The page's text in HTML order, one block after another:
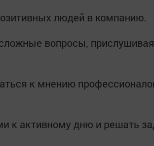
людей в компанию.
вопросы,
к мнению
к активному дню и решать